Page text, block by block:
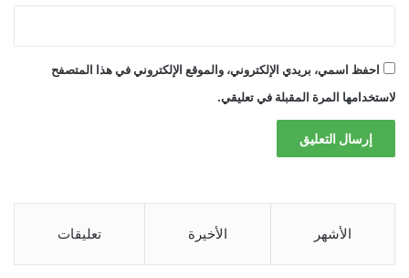
احفظ اسمي، بريدي الإلكتروني، والموقع الإلكتروني في هذا المتصفح
لاستخدامها المرة المقبلة في تعليقي.
الأشهر الأخيرة تعليقات